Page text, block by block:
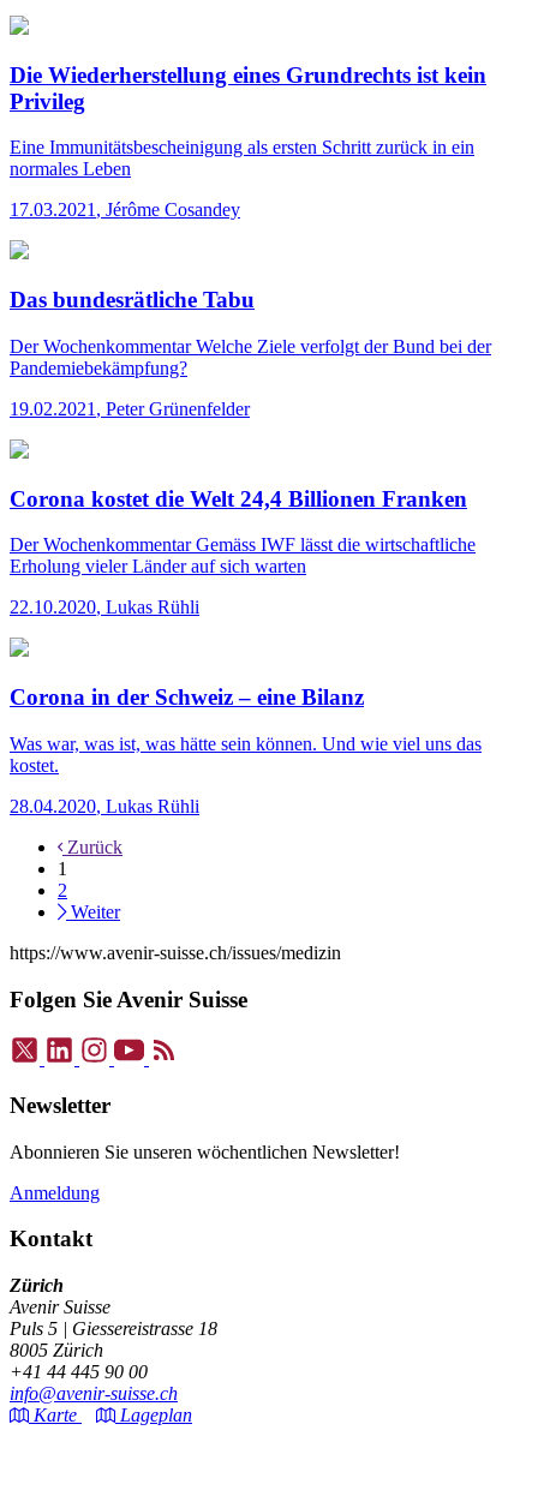
Die Wiederherstellung eines Grundrechts ist kein
Privileg
Eine Immunitätsbescheinigung als ersten Schritt zurück in ein
normales Leben
17.03.2021, Jérôme Cosandey
Das bundesrätliche Tabu
Der WochenkommentarWelche Ziele verfolgt der Bund bei der
Pandemiebekämpfung?
19.02.2021 , Peter Grünenfelder
Corona kostet die Welt 24,4 Billionen Franken
Der WochenkommentarGemäss IWF lässt die wirtschaftliche
Erholung vieler Länder auf sich warten
22.10.2020, Lukas Rühli
Corona in der Schweiz – eine Bilanz
Was war, was ist, was hätte sein können. Und wie viel uns das
kostet.
28.04.2020, Lukas Rühli
Zurück
1
2
Weiter
https://www.avenir-suisse.ch/issues/medizin
Folgen Sie Avenir Suisse
Newsletter
Abonnieren Sie unseren wöchentlichen Newsletter!
Anmeldung
Kontakt
Zürich
Avenir Suisse
Puls 5 | Giessereistrasse 18
8005 Zürich
+41 44 445 90 00
info@avenir-suisse.ch
Karte
Lageplan